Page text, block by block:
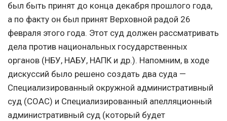
был быть принят до конца декабря прошлого года,
а по факту он был принят Верховной радой 26
февраля этого года. Этот суд должен рассматривать
дела против национальных государственных
органов (НБУ, НАБУ, НАПК и др.). Напомним, в ходе
дискуссий было решено создать два суда —
Специализированный окружной административный
суд (СОАС) и Специализированный апелляционный
административный суд (который будет